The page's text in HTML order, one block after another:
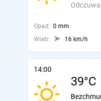
Opad: 0 mm
Wiatr:
16 km/h
14:00
39°C